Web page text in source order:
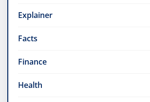
Explainer
Facts
Finance
Health